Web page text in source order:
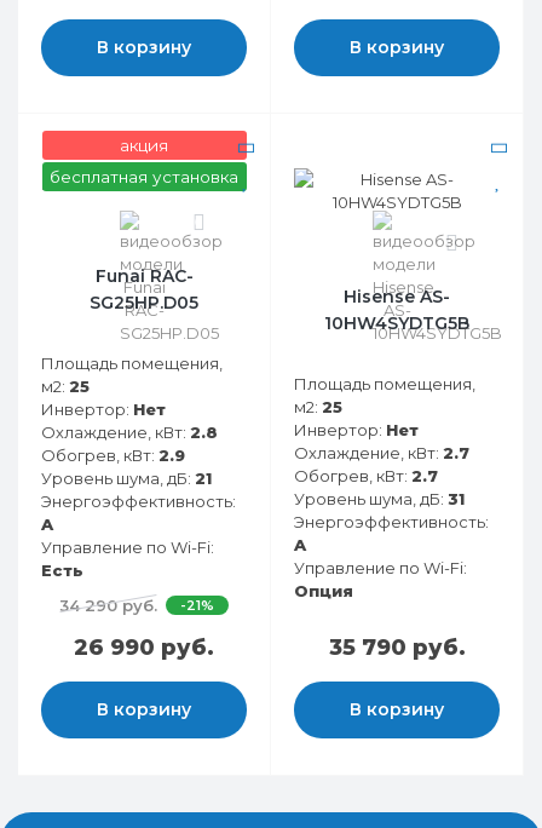
В корзину В корзину
акция
бесплатная установка
Funai RAC-
SG25HP.D05
Площадь помещения,
м2: 25
Инвертор: Нет
Охлаждение, кВт: 2.8
Обогрев, кВт: 2.9
Уровень шума, дБ: 21
Энергоэффективность:
A
Управление по Wi-Fi:
Есть
34 290 руб.
-21%
26 990 руб.
В корзину
0
Hisense AS-
10HW4SYDTG5B
Площадь помещения,
м2: 25
Инвертор: Нет
Охлаждение, кВт: 2.7
Обогрев, кВт: 2.7
Уровень шума, дБ: 31
Энергоэффективность:
A
Управление по Wi-Fi:
Опция
35 790 руб.
В корзину